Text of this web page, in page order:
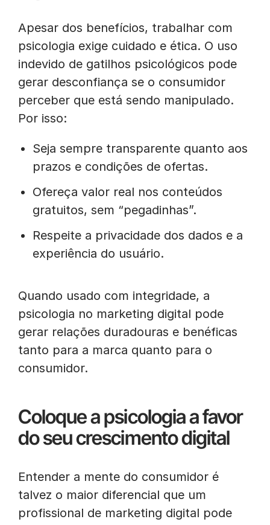
Apesar dos benefícios, trabalhar com
psicologia exige cuidado e ética. O uso
indevido de gatilhos psicológicos pode
gerar desconfiança se o consumidor
perceber que está sendo manipulado.
Por isso:
Seja sempre transparente quanto aos
prazos e condições de ofertas.
Ofereça valor real nos conteúdos
gratuitos, sem “pegadinhas”.
Respeite a privacidade dos dados e a
experiência do usuário.
Quando usado com integridade, a
psicologia no marketing digital pode
gerar relações duradouras e benéficas
tanto para a marca quanto para o
consumidor.
Coloque a psicologia a favor
do seu crescimento digital
Entender a mente do consumidor é
talvez o maior diferencial que um
profissional de marketing digital pode